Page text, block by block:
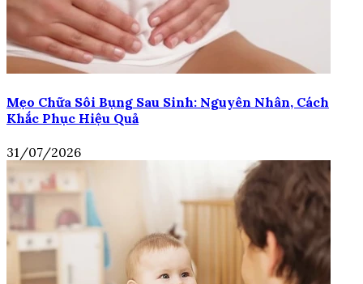
Mẹo Chữa Sôi Bụng Sau Sinh: Nguyên Nhân, Cách
Khắc Phục Hiệu Quả
31/07/2026